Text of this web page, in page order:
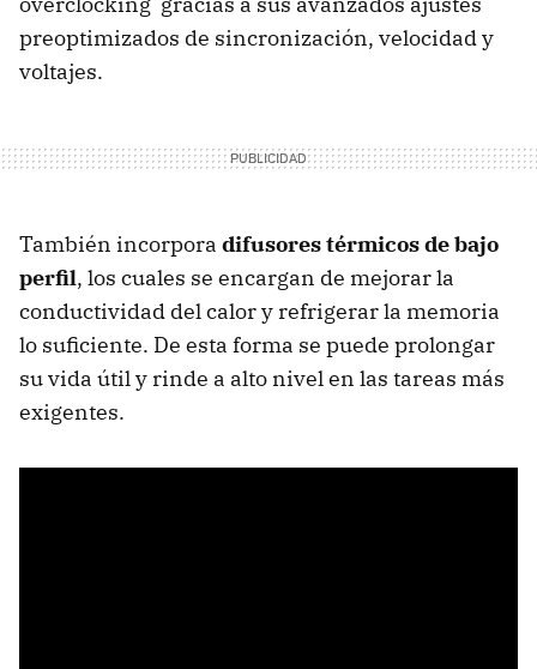
preoptimizados de sincronización, velocidad y
voltajes.
También incorpora difusores térmicos de bajo
perfil, los cuales se encargan de mejorar la
conductividad del calor y refrigerar la memoria
lo suficiente. De esta forma se puede prolongar
su vida útil y rinde a alto nivel en las tareas más
exigentes.